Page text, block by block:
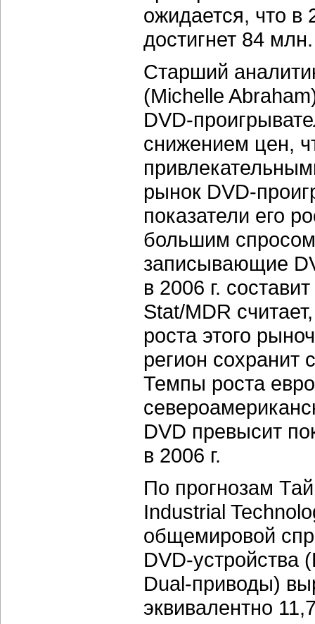
ожидается, что в
достигнет 84
Старший
(Michelle
DVD-
снижением цен,
рынок DVD-
показатели его
большим спросом
записывающие
в 2006 г.
Stat/MDR
роста этого
регион сохранит
Темпы роста
DVD превысит
в 2006 г.
По прогнозам
Industrial
общемировой
DVD-устройства
Dual-приводы)
эквивалентно